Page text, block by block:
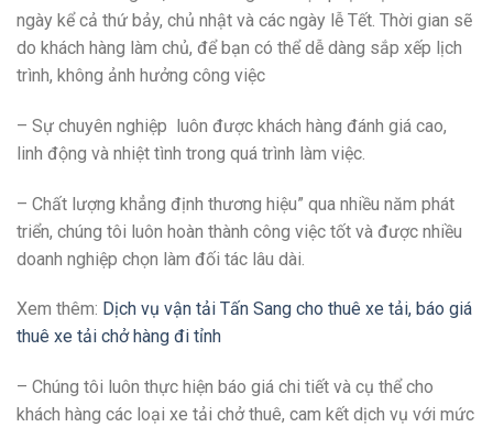
ngày kể cả thứ bảy, chủ nhật và các ngày lễ Tết. Thời gian sẽ
do khách hàng làm chủ, để bạn có thể dễ dàng sắp xếp lịch
trình, không ảnh hưởng công việc
– Sự chuyên nghiệp luôn được khách hàng đánh giá cao,
linh động và nhiệt tình trong quá trình làm việc.
– Chất lượng khẳng định thương hiệu” qua nhiều năm phát
triển, chúng tôi luôn hoàn thành công việc tốt và được nhiều
doanh nghiệp chọn làm đối tác lâu dài.
Xem thêm: Dịch vụ vận tải Tấn Sang cho thuê xe tải, báo giá
thuê xe tải chở hàng đi tỉnh
– Chúng tôi luôn thực hiện báo giá chi tiết và cụ thể cho
khách hàng các loại xe tải chở thuê, cam kết dịch vụ với mức